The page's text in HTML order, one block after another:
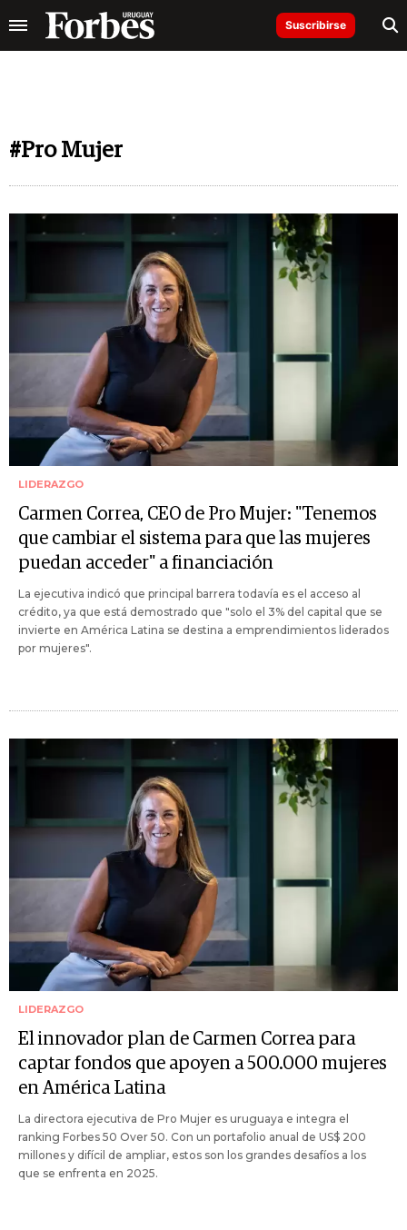
Suscribirse
#Pro Mujer
LIDERAZGO
Carmen Correa, CEO de Pro Mujer: "Tenemos
que cambiar el sistema para que las mujeres
puedan acceder" a financiación
La ejecutiva indicó que principal barrera todavía es el acceso al
crédito, ya que está demostrado que "solo el 3% del capital que se
invierte en América Latina se destina a emprendimientos liderados
por mujeres".
LIDERAZGO
El innovador plan de Carmen Correa para
captar fondos que apoyen a 500.000 mujeres
en América Latina
La directora ejecutiva de Pro Mujer es uruguaya e integra el
ranking Forbes 50 Over 50. Con un portafolio anual de US$ 200
millones y difícil de ampliar, estos son los grandes desafíos a los
que se enfrenta en 2025.